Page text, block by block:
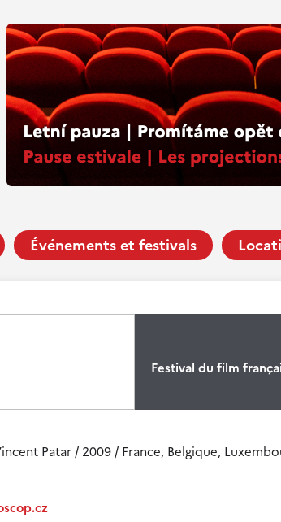
Événements et festivals
Festival du film
Patar / 2009 / France, Belgique,